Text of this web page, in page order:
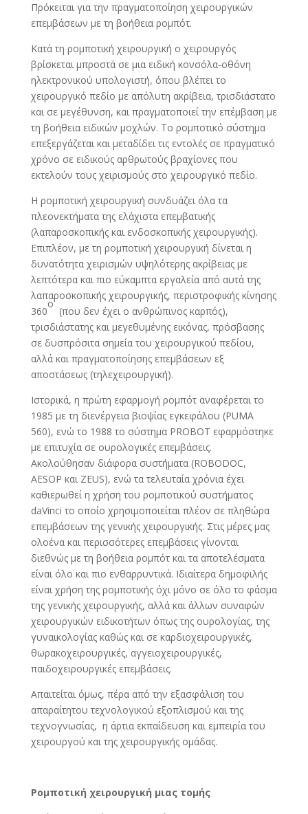
Πρόκειται για την πραγματοποίηση χειρουργικών
επεμβάσεων με τη βοήθεια ρομπότ.
Κατά τη ρομποτική χειρουργική ο χειρουργός
βρίσκεται μπροστά σε μια ειδική κονσόλα-οθόνη
ηλεκτρονικού υπολογιστή, όπου βλέπει το
χειρουργικό πεδίο με απόλυτη ακρίβεια, τρισδιάστατο
και σε μεγέθυνση, και πραγματοποιεί την επέμβαση με
τη βοήθεια ειδικών μοχλών. Το ρομποτικό σύστημα
επεξεργάζεται και μεταδίδει τις εντολές σε πραγματικό
χρόνο σε ειδικούς αρθρωτούς βραχίονες που
εκτελούν τους χειρισμούς στο χειρουργικό πεδίο.
Η ρομποτική χειρουργική συνδυάζει όλα τα
πλεονεκτήματα της ελάχιστα επεμβατικής
(λαπαροσκοπικής και ενδοσκοπικής χειρουργικής).
Επιπλέον, με τη ρομποτική χειρουργική δίνεται η
δυνατότητα χειρισμών υψηλότερης ακρίβειας με
λεπτότερα και πιο εύκαμπτα εργαλεία από αυτά της
λαπαροσκοπικής χειρουργικής, περιστροφικής κίνησης
360
ο
(που δεν έχει ο ανθρώπινος καρπός),
τρισδιάστατης και μεγεθυμένης εικόνας, πρόσβασης
σε δυσπρόσιτα σημεία του χειρουργικού πεδίου,
αλλά και πραγματοποίησης επεμβάσεων εξ
αποστάσεως (τηλεχειρουργική).
Ιστορικά, η πρώτη εφαρμογή ρομπότ αναφέρεται το
1985 με τη διενέργεια βιοψίας εγκεφάλου (PUMA
560), ενώ το 1988 το σύστημα PROBOT εφαρμόστηκε
με επιτυχία σε ουρολογικές επεμβάσεις.
Ακολούθησαν διάφορα συστήματα (ROBODOC,
AESOP και ZEUS), ενώ τα τελευταία χρόνια έχει
καθιερωθεί η χρήση του ρομποτικού συστήματος
daVinci το οποίο χρησιμοποιείται πλέον σε πληθώρα
επεμβάσεων της γενικής χειρουργικής. Στις μέρες μας
ολοένα και περισσότερες επεμβάσεις γίνονται
διεθνώς με τη βοήθεια ρομπότ και τα αποτελέσματα
είναι όλο και πιο ενθαρρυντικά. Ιδιαίτερα δημοφιλής
είναι χρήση της ρομποτικής όχι μόνο σε όλο το φάσμα
της γενικής χειρουργικής, αλλά και άλλων συναφών
χειρουργικών ειδικοτήτων όπως της ουρολογίας, της
γυναικολογίας καθώς και σε καρδιοχειρουργικές,
θωρακοχειρουργικές, αγγειοχειρουργικές,
παιδοχειρουργικές επεμβάσεις.
Απαιτείται όμως, πέρα από την εξασφάλιση του
απαραίτητου τεχνολογικού εξοπλισμού και της
τεχνογνωσίας, η άρτια εκπαίδευση και εμπειρία του
χειρουργού και της χειρουργικής ομάδας.
Ρομποτική χειρουργική μιας τομής